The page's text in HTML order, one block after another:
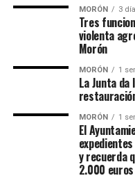
MORÓN 3
Tres
violenta
Morón
MORÓN 1
La Junta
MORÓN 1
El
y recuerda
2.000 euros